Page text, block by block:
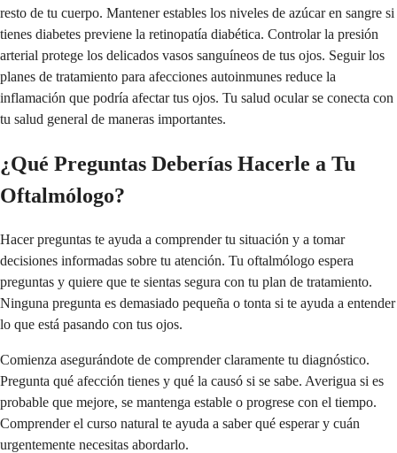
resto de tu cuerpo. Mantener estables los niveles de azúcar en sangre si
tienes diabetes previene la retinopatía diabética. Controlar la presión
arterial protege los delicados vasos sanguíneos de tus ojos. Seguir los
planes de tratamiento para afecciones autoinmunes reduce la
inflamación que podría afectar tus ojos. Tu salud ocular se conecta con
tu salud general de maneras importantes.
¿Qué Preguntas Deberías Hacerle a Tu
Oftalmólogo?
Hacer preguntas te ayuda a comprender tu situación y a tomar
decisiones informadas sobre tu atención. Tu oftalmólogo espera
preguntas y quiere que te sientas segura con tu plan de tratamiento.
Ninguna pregunta es demasiado pequeña o tonta si te ayuda a entender
lo que está pasando con tus ojos.
Comienza asegurándote de comprender claramente tu diagnóstico.
Pregunta qué afección tienes y qué la causó si se sabe. Averigua si es
probable que mejore, se mantenga estable o progrese con el tiempo.
Comprender el curso natural te ayuda a saber qué esperar y cuán
urgentemente necesitas abordarlo.